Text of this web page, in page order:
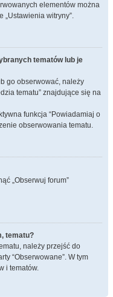
elementów można
„Ustawienia witryny”.
tematów lub je
go obserwować, należy
tematu” znajdujące się na
funkcja “Powiadamiaj o
obserwowania tematu.
„Obserwuj forum”
tematu?
należy przejść do
“Obserwowane”. W tym
i tematów.